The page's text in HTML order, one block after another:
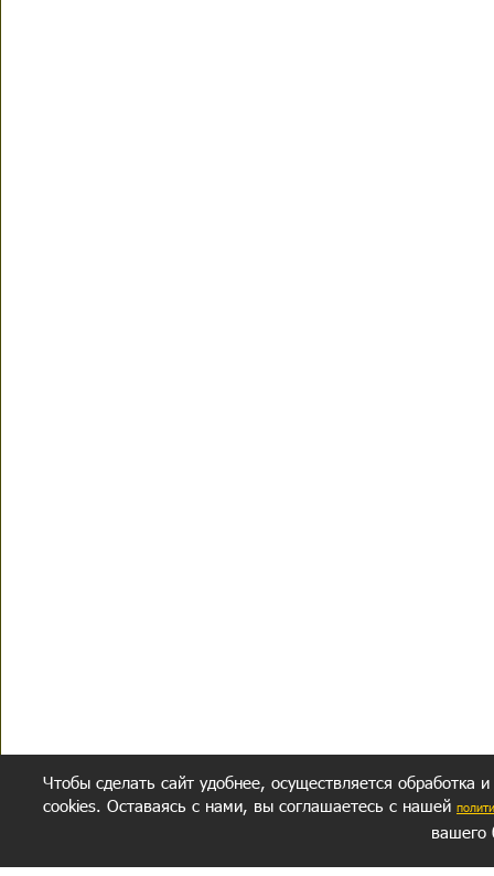
Чтобы сделать сайт удобнее, осуществляется обработка
cookies. Оставаясь с нами, вы соглашаетесь с нашей
вашего